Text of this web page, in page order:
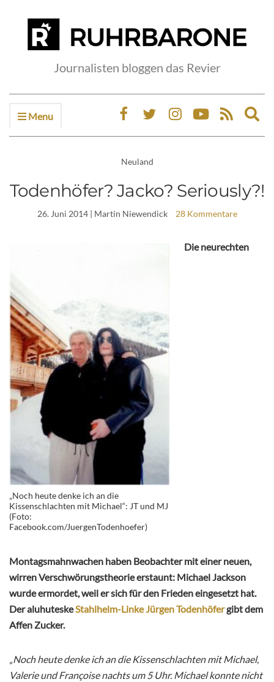
Journalisten bloggen das Revier
Menu
Neuland
Todenhöfer? Jacko? Seriously?!
26. Juni 2014| Martin Niewendick 28 Kommentare
„Noch heute denke ich an die
Kissenschlachten mit Michael“: JT und MJ
(Foto:
Facebook.com/JuergenTodenhoefer)
Die neurechten
Montagsmahnwachen haben Beobachter mit einer neuen,
wirren Verschwörungstheorie erstaunt: Michael Jackson
wurde ermordet, weil er sich für den Frieden eingesetzt hat.
Der aluhuteskeStahlhelm-Linke Jürgen Todenhöfergibt dem
Affen Zucker.
„Noch heute denke ich an die Kissenschlachten mit Michael,
Valerie und Françoise nachts um 5 Uhr. Michael konnte nicht